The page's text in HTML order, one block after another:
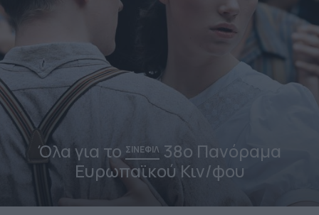
Όλα για το ΣΙΝΕΦΙΛ 38ο Πανόραμα
Ευρωπαϊκού Κιν/φου